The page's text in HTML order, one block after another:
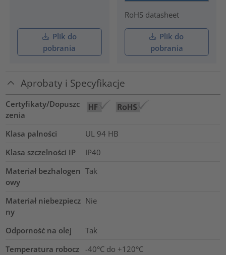
Plik do
pobrania
RoHS datasheet
Plik do
pobrania
Aprobaty i Specyfikacje
Certyfikaty/Dopuszc
zenia
Klasa palności
UL 94 HB
Klasa szczelności IP
IP40
Materiał bezhalogen
owy
Tak
Materiał niebezpiecz
ny
Nie
Odporność na olej
Tak
Temperatura robocz -40°C do +120°C